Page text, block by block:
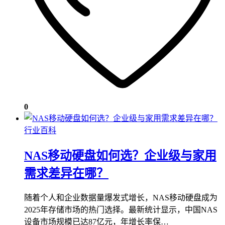
0
行业百科
NAS移动硬盘如何选？企业级与家用
需求差异在哪？
随着个人和企业数据量爆发式增长，NAS移动硬盘成为
2025年存储市场的热门选择。最新统计显示，中国NAS
设备市场规模已达87亿元，年增长率保…